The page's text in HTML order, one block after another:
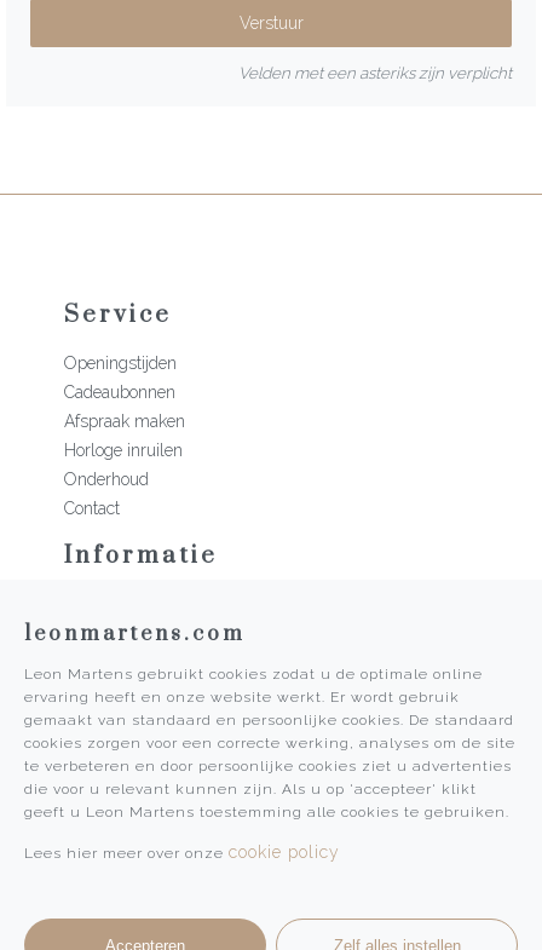
Velden met een asteriks zijn verplicht
Service
Openingstijden
Cadeaubonnen
Afspraak maken
Horloge inruilen
Onderhoud
Contact
Informatie
Historie
Algemene voorwaarden
Privacy Policy
Pers
Leon Martens
Leon Martens Juwelier
leonmartens.com
Leon Martens gebruikt cookies zodat u de optimale online
ervaring heeft en onze website werkt. Er wordt gebruik
gemaakt van standaard en persoonlijke cookies. De standaard
cookies zorgen voor een correcte werking, analyses om de site
te verbeteren en door persoonlijke cookies ziet u advertenties
die voor u relevant kunnen zijn. Als u op 'accepteer' klikt
geeft u Leon Martens toestemming alle cookies te gebruiken.
Lees hier meer over onze cookie policy
Accepteren Zelf alles instellen